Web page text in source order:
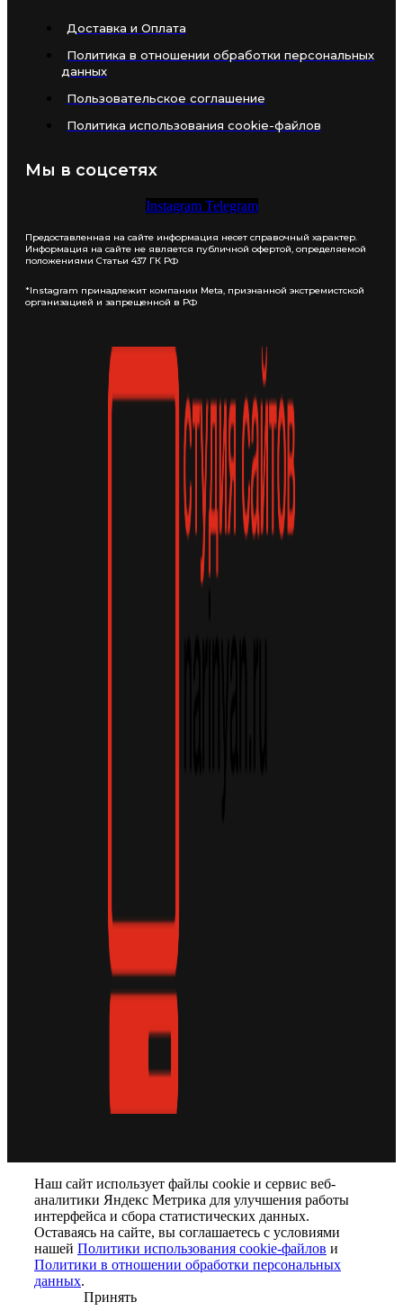
Доставка и Оплата
Политика в отношении обработки персональных
данных
Пользовательское соглашение
Политика использования cookie-файлов
Мы в соцсетях
Instagram Telegram
Предоставленная на сайте информация несет справочный характер.
Информация на сайте не является публичной офертой, определяемой
положениями Статьи 437 ГК РФ
*Instagram принадлежит компании Meta, признанной экстремистской
организацией и запрещенной в РФ
Наш сайт использует файлы cookie и сервис веб-
аналитики Яндекс Метрика для улучшения работы
интерфейса и сбора статистических данных.
Оставаясь на сайте, вы соглашаетесь с условиями
нашей Политики использования cookie-файлов и
Политики в отношении обработки персональных
данных.
Принять